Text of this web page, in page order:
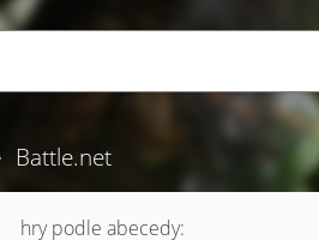
Battle.net
hry podle abecedy: